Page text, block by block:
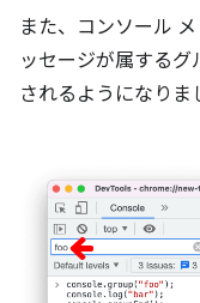
また、コンソール
ッセージが属する
されるようになりま